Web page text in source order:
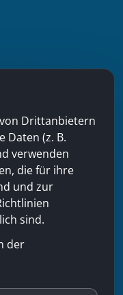
Drittanbietern
Daten (z. B.
verwenden
die für ihre
und zur
sind.
der